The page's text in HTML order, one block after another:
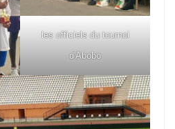
les officiels du tournoi
d'Abobo